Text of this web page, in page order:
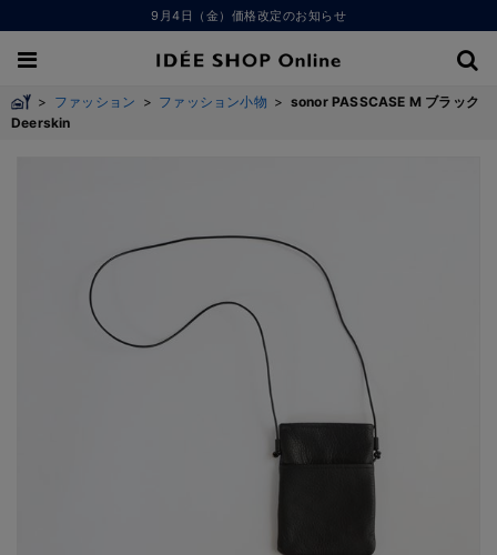
9月4日（金）価格改定のお知らせ
> ファッション > ファッション小物 > sonor PASSCASE M ブラック
Deerskin